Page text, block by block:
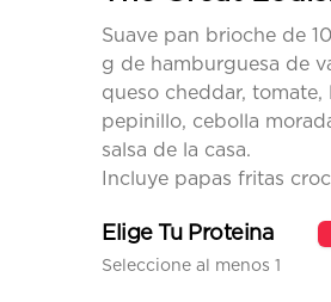
Bebida de 350 cc a elección.
Combo New York
g de hamburguesa de vacuno,
queso cheddar, tocino, cebolla
y Bbq. Papas fritas
salsa de la casa de regalo a
elección y una Bebida de 350 cc
a elección.
Suave pan brioche de
g de hamburguesa de
queso cheddar, tomate,
pepinillo, cebolla
salsa de la casa.
Incluye papas fritas
Elige Tu Proteina
Seleccione al menos 1